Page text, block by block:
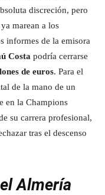
discreción, pero
marean a los
informes de la emisora
Costa podría cerrarse
de euros. Para el
de la mano de un
en la Champions
su carrera profesional,
tras el descenso
Almería